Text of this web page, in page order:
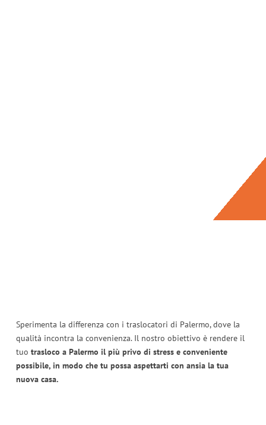
Sperimenta la differenza con i traslocatori di Palermo, dove la
qualità incontra la convenienza. Il nostro obiettivo è rendere il
tuo trasloco a Palermo il più privo di stress e conveniente
possibile, in modo che tu possa aspettarti con ansia la tua
nuova casa.